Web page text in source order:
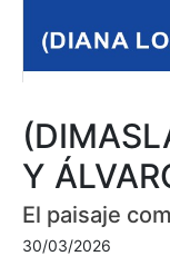
Y
El paisaje
30/03/2026